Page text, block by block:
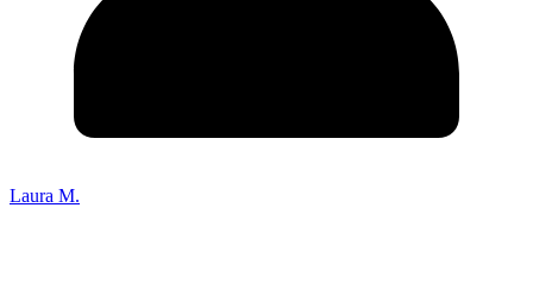
Laura M.